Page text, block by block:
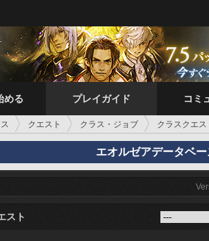
める プレイガイド コミ
クエスト クラス・ジョブ クラスクエ
エオルゼアデータベー
スト